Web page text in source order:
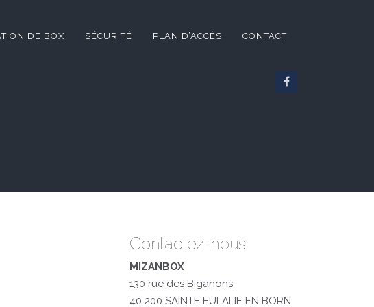
DE BOX SÉCURITÉ PLAN D’ACCÈS CONTACT
Contactez-nous
MIZANBOX
130 rue des Biganons
40 200 SAINTE EULALIE EN BORN